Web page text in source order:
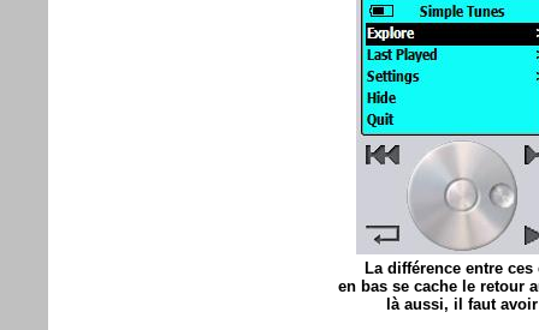
La différence entre
en bas se cache le retour
là aussi, il faut